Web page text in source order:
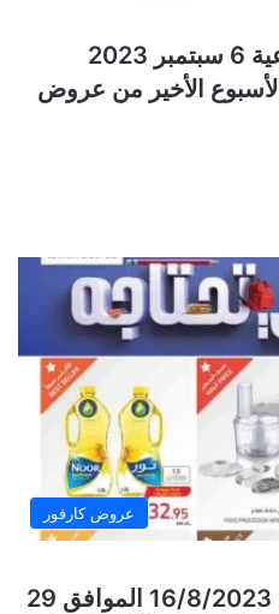
عروض هايبر بنده الأسبوعية 6 سبتمبر 2023
الموافق 21 صفر 1445 الأسبوع الأخير من عروض
عروض كارفور
عروض كارفور الأسبوعية 16/8/2023 الموافق 29